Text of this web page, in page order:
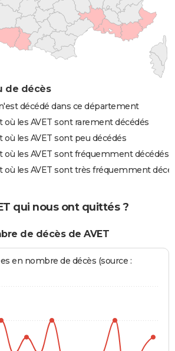
de décès
décédé dans ce département
les AVET sont rarement décédés
les AVET sont peu décédés
les AVET sont fréquemment décédés
où les AVET sont très fréquemment
qui nous ont quittés ?
de décès de AVET
en nombre de décès (source :